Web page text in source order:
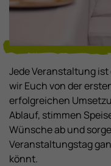
Jede Veranstaltung
wir Euch von der
erfolgreichen
Ablauf, stimmen
Wünsche ab und
Veranstaltungstag
könnt.